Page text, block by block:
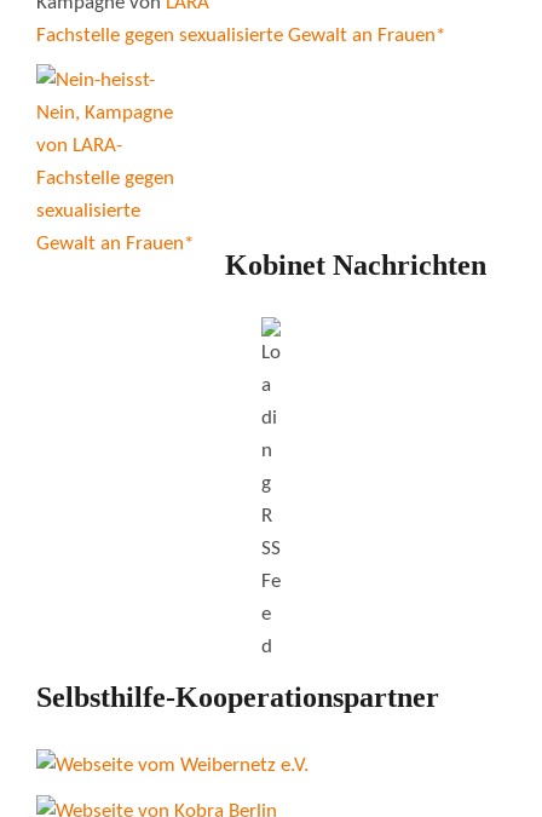
Fachstelle gegen sexualisierte Gewalt an Frauen*
Kobinet Nachrichten
Selbsthilfe-Kooperationspartner